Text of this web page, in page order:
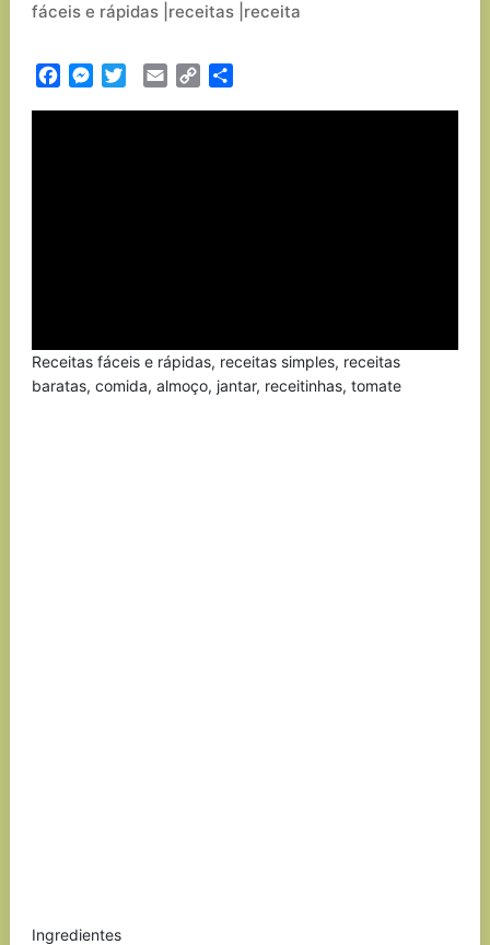
fáceis e rápidas |receitas |receita
FacebookMessenger
TwitterEmail Copy
Receitas fáceis e rápidas, receitas simples, receitas
baratas, comida, almoço, jantar, receitinhas, tomate
Ingredientes